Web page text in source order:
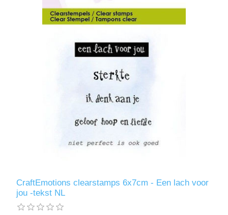
CraftEmotions clearstamps 6x7cm - Een lach voor
jou -tekst NL